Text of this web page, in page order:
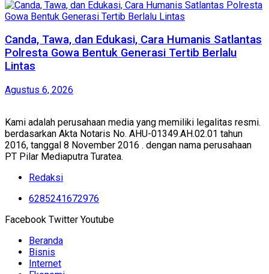
Canda, Tawa, dan Edukasi, Cara Humanis Satlantas
Polresta Gowa Bentuk Generasi Tertib Berlalu
Lintas
Agustus 6, 2026
Kami adalah perusahaan media yang memiliki legalitas resmi.
berdasarkan Akta Notaris No. AHU-01349.AH.02.01 tahun
2016, tanggal 8 November 2016 . dengan nama perusahaan
PT Pilar Mediaputra Turatea.
Redaksi
6285241672976
Facebook Twitter Youtube
Beranda
Bisnis
Internet